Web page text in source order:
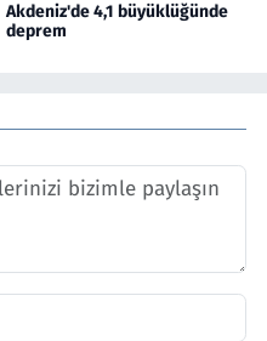
Akdeniz'de 4,1 büyüklüğünde
deprem